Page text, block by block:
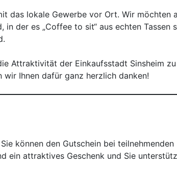
das lokale Gewerbe vor Ort. Wir möchten
der es „Coffee to sit“ aus echten Tassen
Attraktivität der Einkaufsstadt Sinsheim
Ihnen dafür ganz herzlich danken!
können den Gutschein bei teilnehmenden
ein attraktives Geschenk und Sie